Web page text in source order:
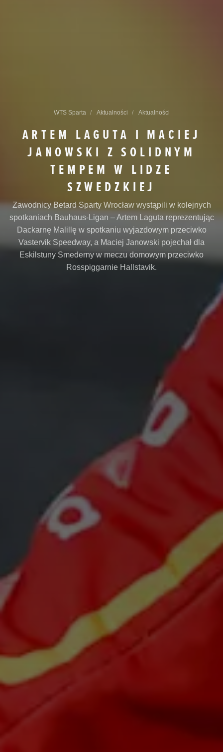
WTS Sparta Aktualności Aktualności
ARTEM LAGUTA I MACIEJ
JANOWSKI Z SOLIDNYM
TEMPEM W LIDZE
SZWEDZKIEJ
Zawodnicy Betard Sparty Wrocław wystąpili w kolejnych
spotkaniach Bauhaus-Ligan – Artem Laguta reprezentując
Dackarnę Malillę w spotkaniu wyjazdowym przeciwko
Vastervik Speedway, a Maciej Janowski pojechał dla
Eskilstuny Smederny w meczu domowym przeciwko
Rosspiggarnie Hallstavik.